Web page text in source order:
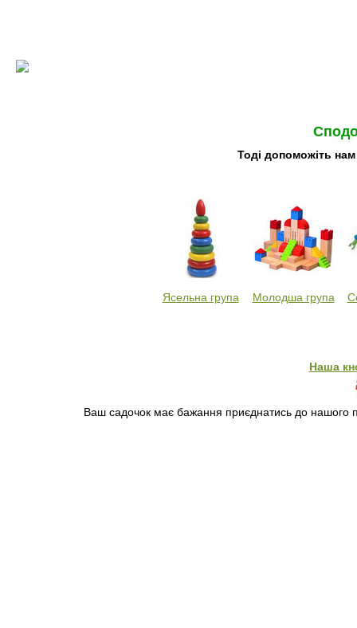
Тоді допоможіть
Ясельна група Молодша група
Наша
Ваш садочок має бажання приєднатись до нашого